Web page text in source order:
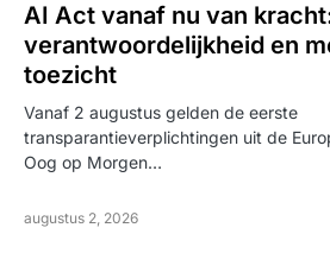
AI Act vanaf nu van
verantwoordelijkheid en
toezicht
Vanaf 2 augustus gelden de eerste
transparantieverplichtingen uit de
Oog op Morgen…
augustus 2, 2026